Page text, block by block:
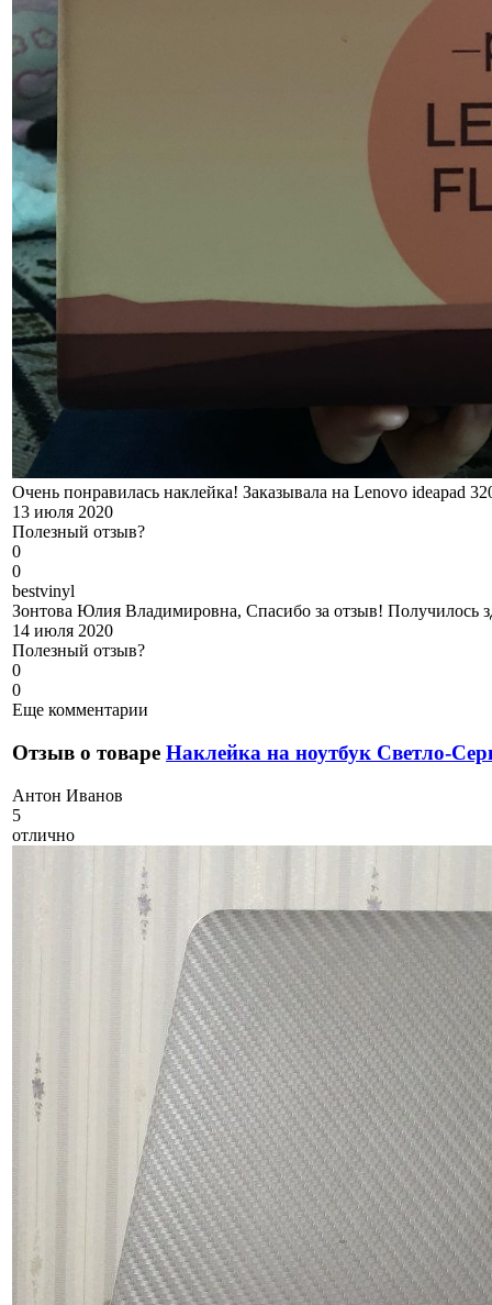
Очень понравилась наклейка! Заказывала на Lenovo ideapad
13 июля 2020
Полезный отзыв?
0
0
bestvinyl
Зонтова Юлия Владимировна, Спасибо за отзыв! Получилось
14 июля 2020
Полезный отзыв?
0
0
Еще комментарии
Отзыв о товаре Наклейка на ноутбук Светло-
Антон Иванов
5
отлично